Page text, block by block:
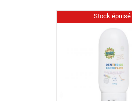
Stock épuisé